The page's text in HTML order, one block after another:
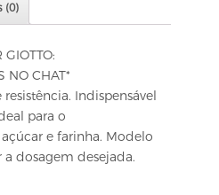
(0)
GIOTTO:
NO CHAT*
Indispensável
para o
e farinha. Modelo
dosagem desejada.